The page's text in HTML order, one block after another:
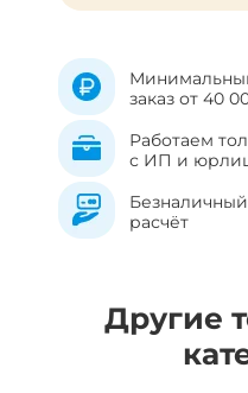
заказ от 40
Работаем
с ИП и
Безналичный
расчёт
Другие